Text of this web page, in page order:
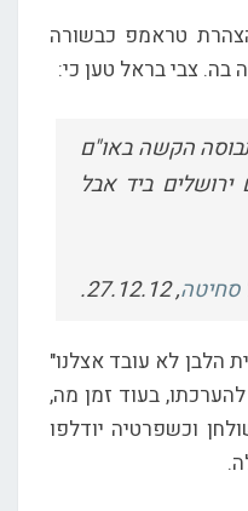
טראמפ כבשורה
בה. צבי בראל טען כי:
הקשה באו"ם
ביד אבל
סחיטה, 27.12.12.
הלבן לא עובד אצלנו"
אחרונות, 27.12.12). להערכתו, בעוד זמן מה,
וכשפרטיה יודלפו